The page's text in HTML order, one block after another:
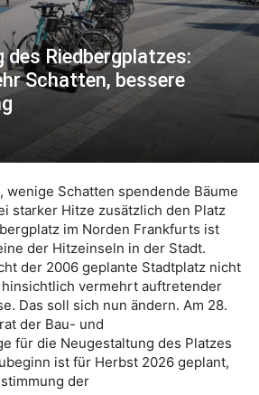
Riedbergplatzes:
Schatten, bessere
wenige Schatten spendende Bäume
starker Hitze zusätzlich den Platz
im Norden Frankfurts ist
der Hitzeinseln in der Stadt.
der 2006 geplante Stadtplatz nicht
vermehrt auftretender
Das soll sich nun ändern. Am 28.
der Bau- und
für die Neugestaltung des Platzes
ist für Herbst 2026 geplant,
der